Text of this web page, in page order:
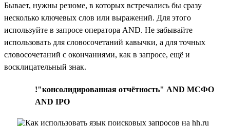
Бывает, нужны резюме, в которых встречались бы сразу
несколько ключевых слов или выражений. Для этого
используйте в запросе оператора AND. Не забывайте
использовать для словосочетаний кавычки, а для точных
словосочетаний с окончаниями, как в запросе, ещё и
восклицательный знак.
!"консолидированная отчётность" AND МСФО
AND IPO